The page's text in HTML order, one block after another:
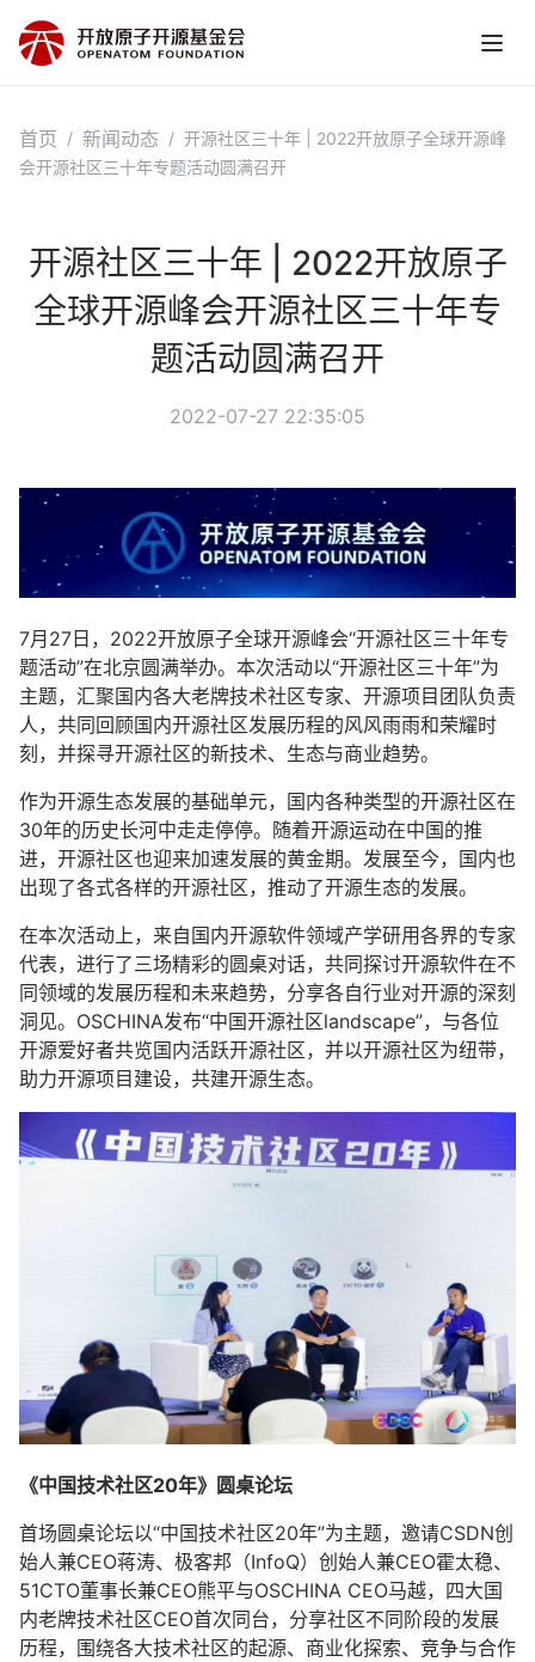
首页 / 新闻动态 / 开源社区三十年 | 2022开放原子全球开源峰
会开源社区三十年专题活动圆满召开
开源社区三十年 | 2022开放原子
全球开源峰会开源社区三十年专
题活动圆满召开
2022-07-27 22:35:05
7月27日，2022开放原子全球开源峰会“开源社区三十年专
题活动”在北京圆满举办。本次活动以“开源社区三十年”为
主题，汇聚国内各大老牌技术社区专家、开源项目团队负责
人，共同回顾国内开源社区发展历程的风风雨雨和荣耀时
刻，并探寻开源社区的新技术、生态与商业趋势。
作为开源生态发展的基础单元，国内各种类型的开源社区在
30年的历史长河中走走停停。随着开源运动在中国的推
进，开源社区也迎来加速发展的黄金期。发展至今，国内也
出现了各式各样的开源社区，推动了开源生态的发展。
在本次活动上，来自国内开源软件领域产学研用各界的专家
代表，进行了三场精彩的圆桌对话，共同探讨开源软件在不
同领域的发展历程和未来趋势，分享各自行业对开源的深刻
洞见。OSCHINA发布“中国开源社区landscape”，与各位
开源爱好者共览国内活跃开源社区，并以开源社区为纽带，
助力开源项目建设，共建开源生态。
《中国技术社区20年》圆桌论坛
首场圆桌论坛以“中国技术社区20年”为主题，邀请CSDN创
始人兼CEO蒋涛、极客邦（InfoQ）创始人兼CEO霍太稳、
51CTO董事长兼CEO熊平与OSCHINA CEO马越，四大国
内老牌技术社区CEO首次同台，分享社区不同阶段的发展
历程，围绕各大技术社区的起源、商业化探索、竞争与合作